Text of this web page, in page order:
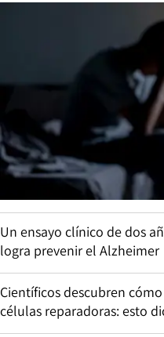
Un ensayo clínico de dos
logra prevenir el Alzheimer
Científicos descubren
células reparadoras: esto